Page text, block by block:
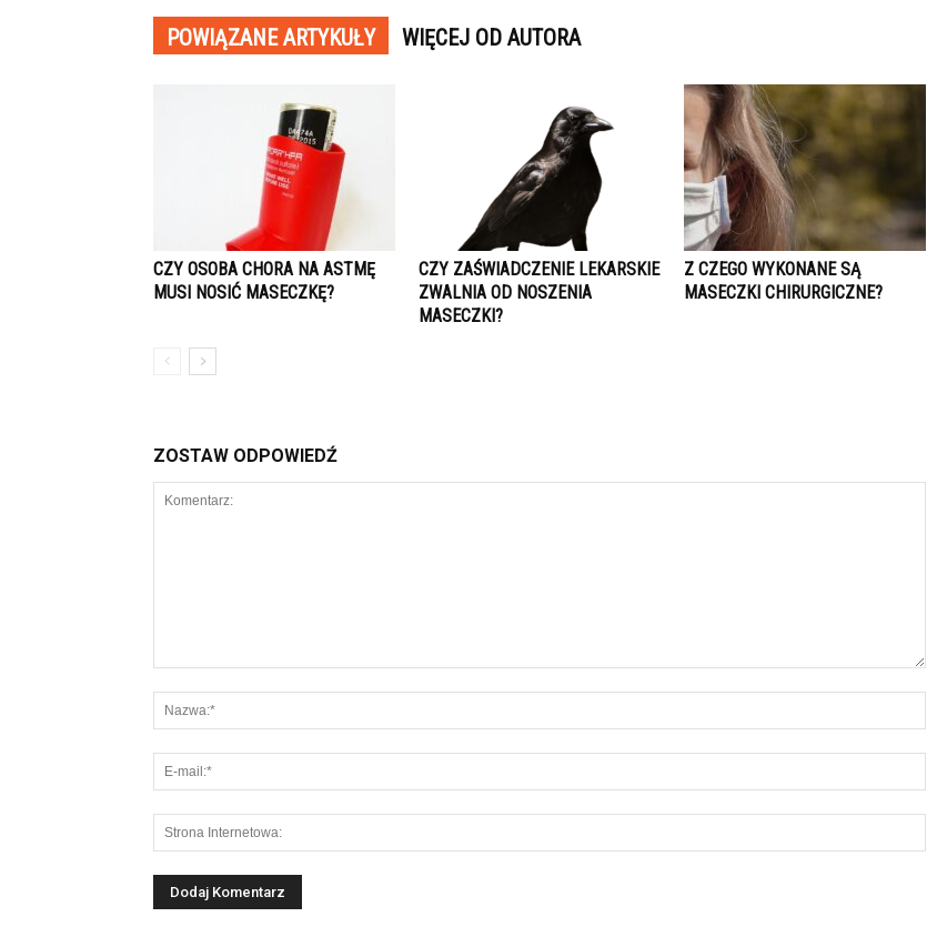
POWIĄZANE ARTYKUŁY WIĘCEJ OD AUTORA
CZY OSOBA CHORA NA ASTMĘ
MUSI NOSIĆ MASECZKĘ?
CZY ZAŚWIADCZENIE LEKARSKIE
ZWALNIA OD NOSZENIA
MASECZKI?
Z CZEGO WYKONANE SĄ
MASECZKI CHIRURGICZNE?
ZOSTAW ODPOWIEDŹ